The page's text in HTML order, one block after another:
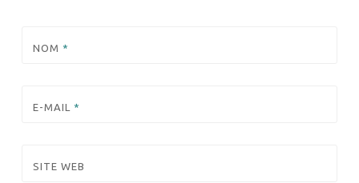
NOM *
E-MAIL *
SITE WEB